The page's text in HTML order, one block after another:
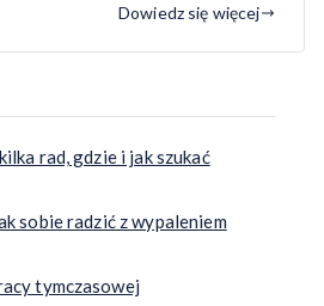
Dowiedz się więcej
rad, gdzie i jak szukać
sobie radzić z wypaleniem
tymczasowej